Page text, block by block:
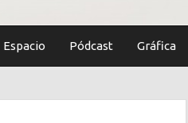
Espacio Pódcast Gráfica